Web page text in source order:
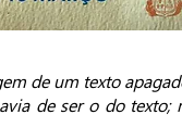
de um texto
de ser o do texto;